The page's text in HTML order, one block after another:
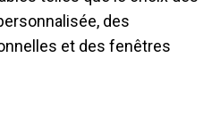
des
et des fenêtres